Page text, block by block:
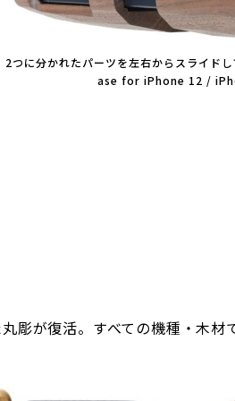
2つに分かれたパーツを左右からスライド
ase for iPhone 12 /
が復活。すべての機種・木材